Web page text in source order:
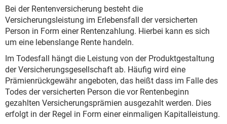
Bei der Rentenversicherung besteht die
Versicherungsleistung im Erlebensfall der versicherten
Person in Form einer Rentenzahlung. Hierbei kann es sich
um eine lebenslange Rente handeln.
Im Todesfall hängt die Leistung von der Produktgestaltung
der Versicherungsgesellschaft ab. Häufig wird eine
Prämienrückgewähr angeboten, das heißt dass im Falle des
Todes der versicherten Person die vor Rentenbeginn
gezahlten Versicherungsprämien ausgezahlt werden. Dies
erfolgt in der Regel in Form einer einmaligen Kapitalleistung.